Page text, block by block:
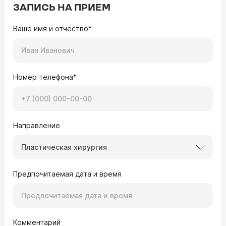
ЗАПИСЬ НА ПРИЕМ
Ваше имя и отчество*
Номер телефона*
Направление
Пластическая хирургия
Предпочитаемая дата и время
Комментарий